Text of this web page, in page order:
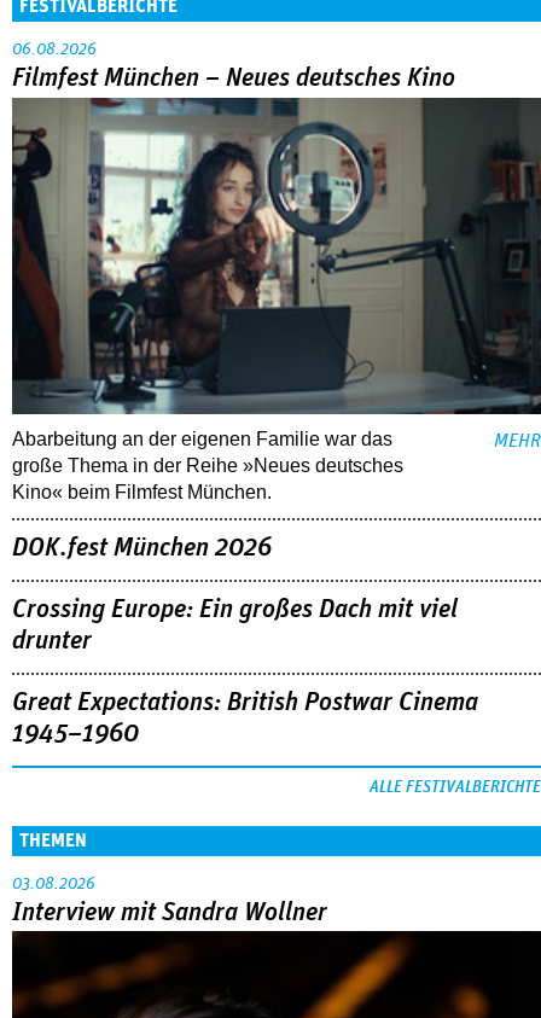
FESTIVALBERICHTE
06.08.2026
Filmfest München – Neues deutsches Kino
Abarbeitung an der eigenen Familie war das
große Thema in der Reihe »Neues deutsches
Kino« beim Filmfest München.
MEHR
DOK.fest München 2026
Crossing Europe: Ein großes Dach mit viel
drunter
Great Expectations: British Postwar Cinema
1945–1960
ALLE FESTIVALBERICHTE
THEMEN
03.08.2026
Interview mit Sandra Wollner